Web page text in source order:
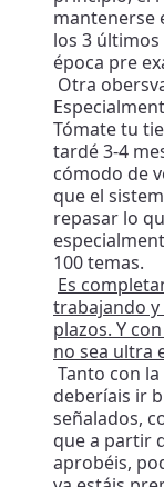
mantenerse
los 3 últimos
época pre
Otra
Tómate tu
tardé 3-4
cómodo de
que el
repasar lo
100 temas.
Es
trabajando
plazos. Y
no sea ultra
Tanto con
deberíais ir
señalados,
que a partir
aprobéis,